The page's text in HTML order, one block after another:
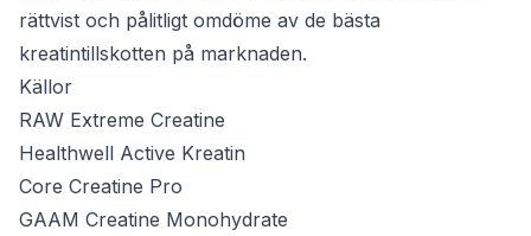
rättvist och pålitligt omdöme av de bästa
kreatintillskotten på marknaden.
Källor
RAW Extreme Creatine
Healthwell Active Kreatin
Core Creatine Pro
GAAM Creatine Monohydrate